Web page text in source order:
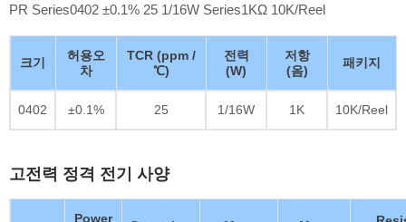
PR Series0402 ±0.1% 25 1/16W Series1KΩ 10K/Reel
크기
허용오
차
TCR (ppm /
℃)
전력
(W)
저항
(옴)
패키지
0402 ±0.1% 25 1/16W 1K 10K/Reel
고전력 정격 전기 사양
Power